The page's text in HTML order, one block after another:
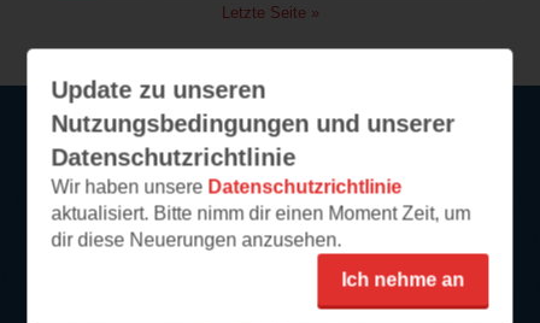
Letzte Seite »
Update zu unseren
Nutzungsbedingungen und unserer
Datenschutzrichtlinie
Wir haben unsere Datenschutzrichtlinie
aktualisiert. Bitte nimm dir einen Moment Zeit, um
dir diese Neuerungen anzusehen.
Ich nehme an
Service
So funktioniert‘s